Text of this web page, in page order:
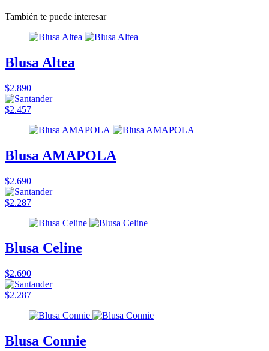
También te puede interesar
Blusa Altea
$2.890
$2.457
Blusa AMAPOLA
$2.690
$2.287
Blusa Celine
$2.690
$2.287
Blusa Connie